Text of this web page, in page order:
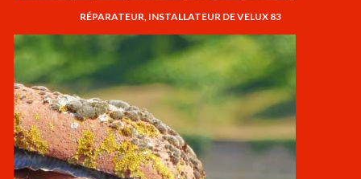
RÉPARATEUR, INSTALLATEUR DE VELUX 83